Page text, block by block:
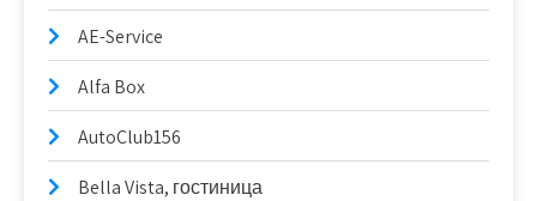
AE-Service
Alfa Box
AutoClub156
Bella Vista, гостиница